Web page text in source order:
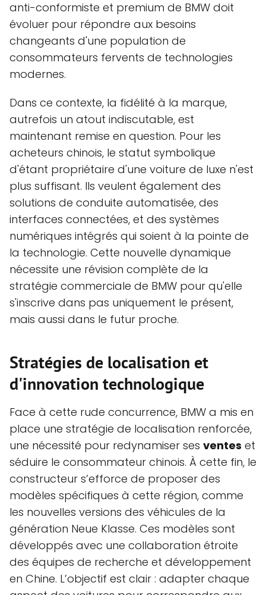
anti-conformiste et premium de BMW doit
évoluer pour répondre aux besoins
changeants d'une population de
consommateurs fervents de technologies
modernes.
Dans ce contexte, la fidélité à la marque,
autrefois un atout indiscutable, est
maintenant remise en question. Pour les
acheteurs chinois, le statut symbolique
d'étant propriétaire d'une voiture de luxe n'est
plus suffisant. Ils veulent également des
solutions de conduite automatisée, des
interfaces connectées, et des systèmes
numériques intégrés qui soient à la pointe de
la technologie. Cette nouvelle dynamique
nécessite une révision complète de la
stratégie commerciale de BMW pour qu'elle
s'inscrive dans pas uniquement le présent,
mais aussi dans le futur proche.
Stratégies de localisation et
d'innovation technologique
Face à cette rude concurrence, BMW a mis en
place une stratégie de localisation renforcée,
une nécessité pour redynamiser ses ventes et
séduire le consommateur chinois. À cette fin, le
constructeur s’efforce de proposer des
modèles spécifiques à cette région, comme
les nouvelles versions des véhicules de la
génération Neue Klasse. Ces modèles sont
développés avec une collaboration étroite
des équipes de recherche et développement
en Chine. L’objectif est clair : adapter chaque